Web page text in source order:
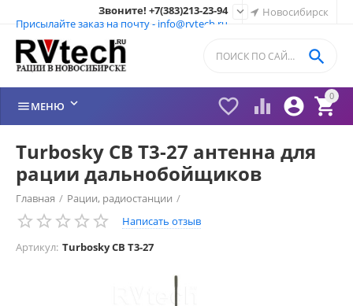
Новосибирск
Звоните! +7(383)213-23-94
Присылайте заказ на почту - info@rvtech.ru

0


 

МЕНЮ 
Turbosky CB T3-27 антенна для
рации дальнобойщиков
Главная / Рации, радиостанции /
Антенны СИ-БИ врезные, кронштейн
Написать отзыв
Артикул: Turbosky CB T3-27